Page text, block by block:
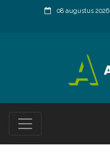
08 augustus 2026